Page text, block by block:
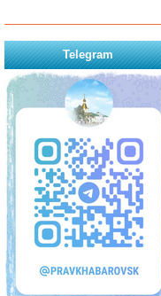
Telegram